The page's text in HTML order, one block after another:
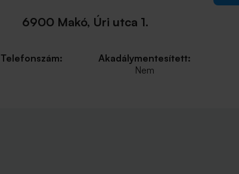
6900 Makó, Úri utca 1.
Telefonszám:
Akadálymentesített:
Nem